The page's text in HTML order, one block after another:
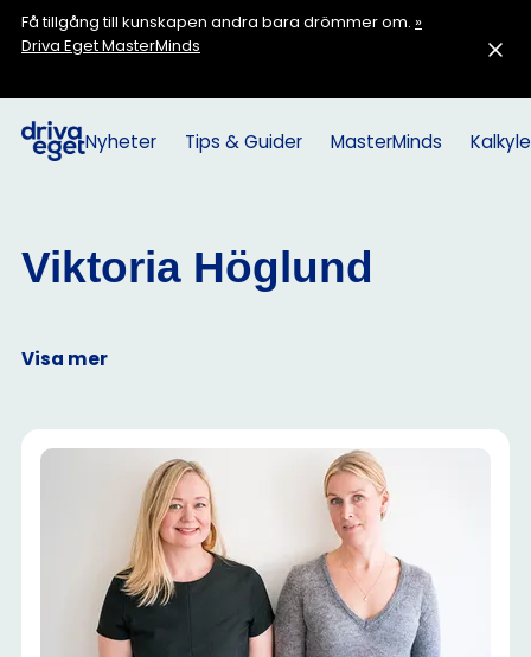
Få tillgång till kunskapen andra bara drömmer om. »
Driva Eget MasterMinds
Nyheter Tips & Guider MasterMinds
Viktoria Höglund
Visa mer